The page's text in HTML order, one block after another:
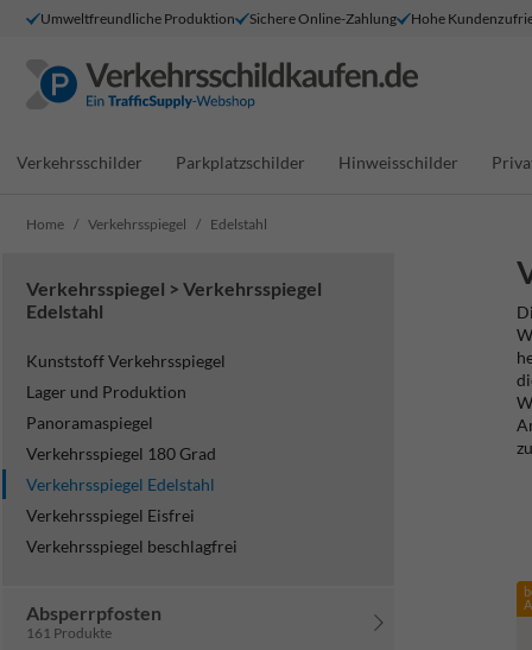
Umweltfreundliche Produktion Sichere Online-Zahlung Hohe
Verkehrsschilder Parkplatzschilder Hinweisschilder
Home Verkehrsspiegel Edelstahl
Verkehrsspiegel > Verkehrsspiegel
Edelstahl
Kunststoff Verkehrsspiegel
Lager und Produktion
Panoramaspiegel
Verkehrsspiegel 180 Grad
Verkehrsspiegel Edelstahl
Verkehrsspiegel Eisfrei
Verkehrsspiegel beschlagfrei
Absperrpfosten
161 Produkte